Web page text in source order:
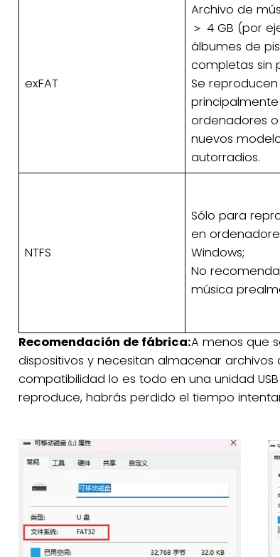
exFAT
Archivo de
＞ 4 GB (por
álbumes de
completas sin
Se reproducen
ordenadores
nuevos
autorradios.
NTFS
Sólo para
en
Windows;
No
música
Recomendación de fábrica:A menos que
dispositivos y necesitan almacenar archivos
compatibilidad lo es todo en una unidad
reproduce, habrás perdido el tiempo